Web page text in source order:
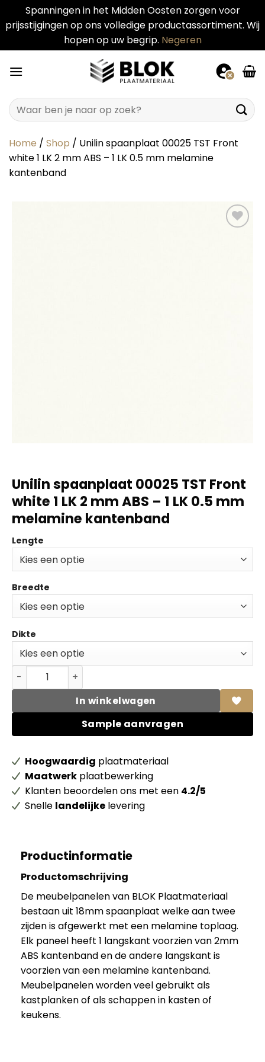
Spanningen in het Midden Oosten zorgen voor
prijsstijgingen op ons volledige productassortiment. Wij
hopen op uw begrip. Negeren
naar
Zoeken
naar:
Home / Shop / Unilin spaanplaat 00025 TST Front
white 1 LK 2 mm ABS – 1 LK 0.5 mm melamine
kantenband
Unilin spaanplaat 00025 TST Front
white 1 LK 2 mm ABS – 1 LK 0.5 mm
melamine kantenband
Lengte
Breedte
Dikte
Unilin spaanplaat 00025 TST Front white 1 LK 2 mm
In winkelwagen
Sample aanvragen
Hoogwaardig plaatmateriaal
Maatwerk plaatbewerking
Klanten beoordelen ons met een 4.2/5
Snelle landelijke levering
Productinformatie
Productomschrijving
De meubelpanelen van BLOK Plaatmateriaal
bestaan uit 18mm spaanplaat welke aan twee
zijden is afgewerkt met een melamine toplaag.
Elk paneel heeft 1 langskant voorzien van 2mm
ABS kantenband en de andere langskant is
voorzien van een melamine kantenband.
Meubelpanelen worden veel gebruikt als
kastplanken of als schappen in kasten of
keukens.